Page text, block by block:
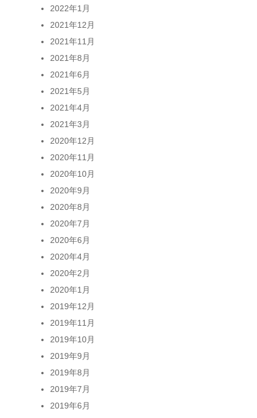
2022年1月
2021年12月
2021年11月
2021年8月
2021年6月
2021年5月
2021年4月
2021年3月
2020年12月
2020年11月
2020年10月
2020年9月
2020年8月
2020年7月
2020年6月
2020年4月
2020年2月
2020年1月
2019年12月
2019年11月
2019年10月
2019年9月
2019年8月
2019年7月
2019年6月